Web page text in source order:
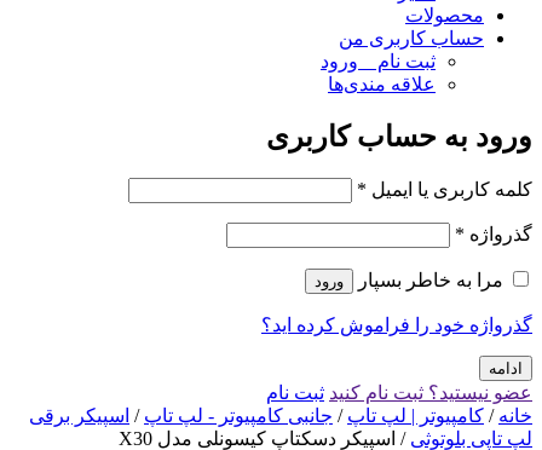
محصولات
حساب کاربری من
ثبت نام _ ورود
علاقه مندی‌ها
ورود به حساب کاربری
کلمه کاربری یا ایمیل *
گذرواژه *
مرا به خاطر بسپار ورود
گذرواژه خود را فراموش کرده اید؟
ادامه
عضو نیستید؟ ثبت نام کنید ثبت نام
خانه / کامپیوتر | لپ تاپ / جانبی کامپیوتر - لپ تاپ / اسپیکر برقی
لپ تاپی بلوتوثی / اسپیکر دسکتاپ کیسونلی مدل X30